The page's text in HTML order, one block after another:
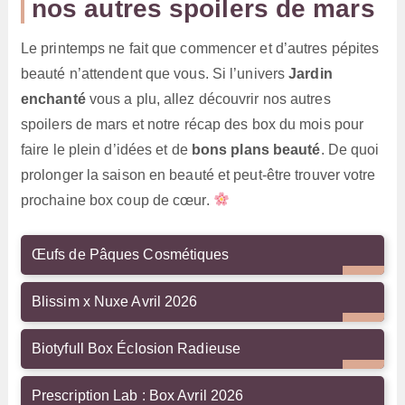
nos autres spoilers de mars
Le printemps ne fait que commencer et d’autres pépites
beauté n’attendent que vous. Si l’universJardin
enchantévous a plu, allez découvrir nos autres
spoilers de mars et notre récap des box du mois pour
faire le plein d’idées et de bons plans beauté. De quoi
prolonger la saison en beauté et peut-être trouver votre
prochaine box coup de cœur.
Œufs de Pâques Cosmétiques
Blissim x Nuxe Avril 2026
Biotyfull Box Éclosion Radieuse
Prescription Lab : Box Avril 2026